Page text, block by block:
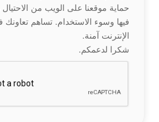
حماية موقعنا على الويب من
فيها وسوء الاستخدام. تساهم تعاونك
الإنترنت آمنة.
شكرا لدعمكم.